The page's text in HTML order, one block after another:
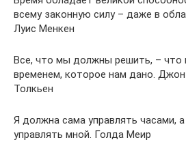
всему законную силу – даже в
Луис Менкен
Все, что мы должны решить, – что
временем, которое нам дано.
Толкьен
Я должна сама управлять часами,
управлять мной. Голда Меир